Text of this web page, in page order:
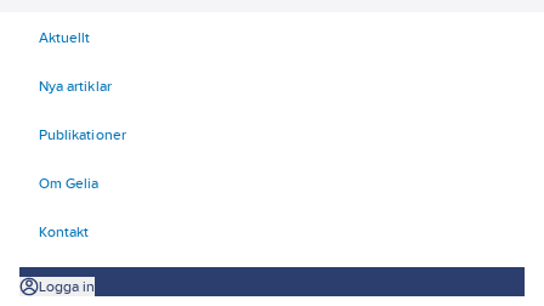
Aktuellt
Nya artiklar
Publikationer
Om Gelia
Kontakt
Logga in